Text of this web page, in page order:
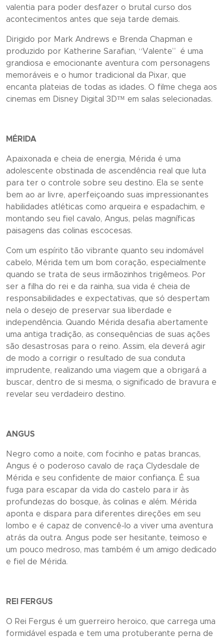
valentia para poder desfazer o brutal curso dos
acontecimentos antes que seja tarde demais.
Dirigido por Mark Andrews e Brenda Chapman e
produzido por Katherine Sarafian, “Valente”
é uma
grandiosa e emocionante aventura com personagens
memoráveis e o humor tradicional da Pixar, que
encanta plateias de todas as idades. O filme chega aos
cinemas em Disney Digital 3D™ em salas selecionadas.
MÉRIDA
Apaixonada e cheia de energia, Mérida é uma
adolescente obstinada de ascendência real que luta
para ter o controle sobre seu destino. Ela se sente
bem ao ar livre, aperfeiçoando suas impressionantes
habilidades atléticas como arqueira e espadachim, e
montando seu fiel cavalo, Angus, pelas magníficas
paisagens das colinas escocesas.
Com um espírito tão vibrante quanto seu indomável
cabelo, Mérida tem um bom coração, especialmente
quando se trata de seus irmãozinhos trigêmeos. Por
ser a filha do rei e da rainha, sua vida é cheia de
responsabilidades e expectativas, que só despertam
nela o desejo de preservar sua liberdade e
independência. Quando Mérida desafia abertamente
uma antiga tradição, as consequências de suas ações
são desastrosas para o reino. Assim, ela deverá agir
de modo a corrigir o resultado de sua conduta
imprudente, realizando uma viagem que a obrigará a
buscar, dentro de si mesma, o significado de bravura e
revelar seu verdadeiro destino.
ANGUS
Negro como a noite, com focinho e patas brancas,
Angus é o poderoso cavalo de raça Clydesdale de
Mérida e seu confidente de maior confiança. É sua
fuga para escapar da vida do castelo para ir às
profundezas do bosque, às colinas e além. Mérida
aponta e dispara para diferentes direções em seu
lombo e é capaz de convencê-lo a viver uma aventura
atrás da outra. Angus pode ser hesitante, teimoso e
um pouco medroso, mas também é um amigo dedicado
e fiel de Mérida.
REI FERGUS
O Rei Fergus é um guerreiro heroico, que carrega uma
formidável espada e tem uma protuberante perna de